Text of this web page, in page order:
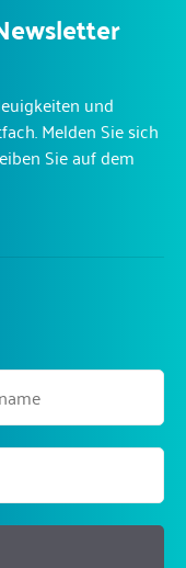
und
Melden Sie sich
Sie auf dem